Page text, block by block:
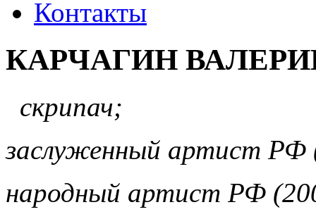
Контакты
КАРЧАГИН
скрипач;
заслуженный артист РФ
народный артист РФ